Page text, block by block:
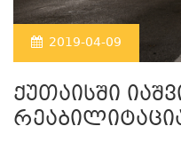
2019-04-09
ქუთაისში